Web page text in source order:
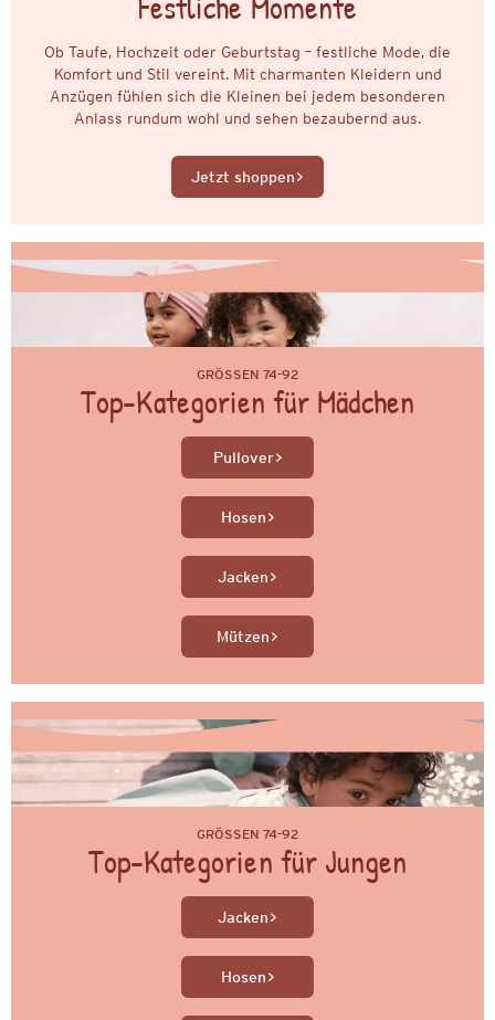
Ob Taufe, Hochzeit oder Geburtstag – festliche Mode, die
Komfort und Stil vereint. Mit charmanten Kleidern und
Anzügen fühlen sich die Kleinen bei jedem besonderen
Anlass rundum wohl und sehen bezaubernd aus.
Jetzt shoppen
GRÖSSEN 74-92
Top-Kategorien für Mädchen
Pullover
Hosen
Jacken
Mützen
GRÖSSEN 74-92
Top-Kategorien für Jungen
Jacken
Hosen